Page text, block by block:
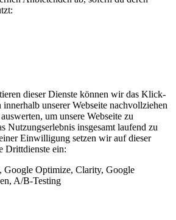
dieser Dienste können wir das Klick-
unserer Webseite nachvollziehen
um unsere Webseite zu
Nutzungserlebnis insgesamt laufend zu
Einwilligung setzen wir auf dieser
Drittdienste ein:
Google Optimize, Clarity, Google
A/B-Testing